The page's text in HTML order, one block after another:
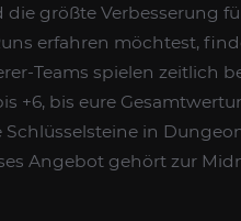
größte Verbesserung
erfahren möchtest,
Teams spielen zeitlich
+6, bis eure
in
Angebot gehört zur